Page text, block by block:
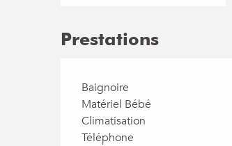
Prestations
Baignoire
Matériel Bébé
Climatisation
Téléphone